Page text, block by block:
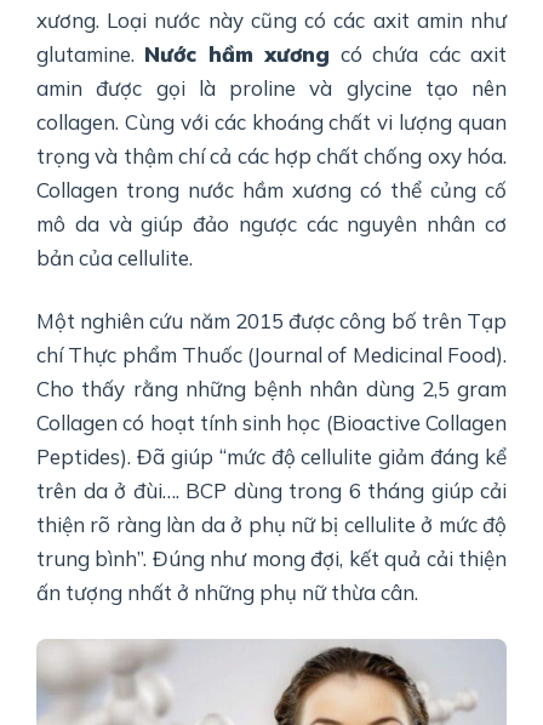
xương. Loại nước này cũng có các axit amin như
glutamine. Nước hầm xương có chứa các axit
amin được gọi là proline và glycine tạo nên
collagen. Cùng với các khoáng chất vi lượng quan
trọng và thậm chí cả các hợp chất chống oxy hóa.
Collagen trong nước hầm xương có thể củng cố
mô da và giúp đảo ngược các nguyên nhân cơ
bản của cellulite.
Một nghiên cứu năm 2015 được công bố trên Tạp
chí Thực phẩm Thuốc (Journal of Medicinal Food).
Cho thấy rằng những bệnh nhân dùng 2,5 gram
Collagen có hoạt tính sinh học (Bioactive Collagen
Peptides). Đã giúp “mức độ cellulite giảm đáng kể
trên da ở đùi…. BCP dùng trong 6 tháng giúp cải
thiện rõ ràng làn da ở phụ nữ bị cellulite ở mức độ
trung bình”. Đúng như mong đợi, kết quả cải thiện
ấn tượng nhất ở những phụ nữ thừa cân.